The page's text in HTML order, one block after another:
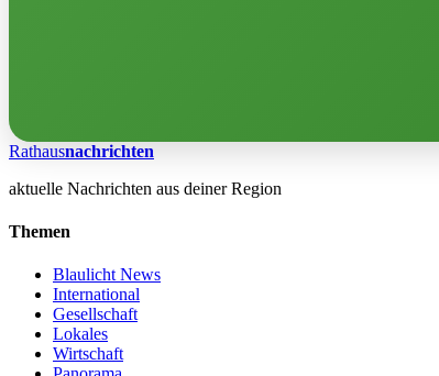
Rathausnachrichten
aktuelle Nachrichten aus deiner Region
Themen
Blaulicht News
International
Gesellschaft
Lokales
Wirtschaft